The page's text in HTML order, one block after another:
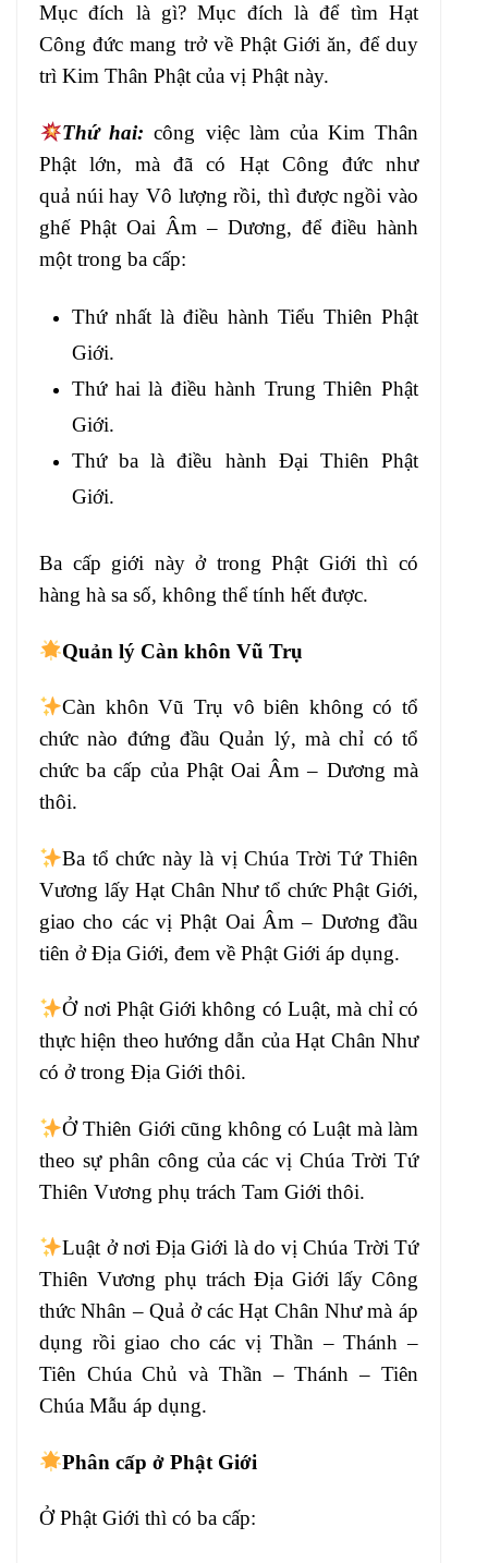
Mục đích là gì? Mục đích là để tìm Hạt
Công đức mang trở về Phật Giới ăn, để duy
trì Kim Thân Phật của vị Phật này.
Thứ hai: công việc làm của Kim Thân
Phật lớn, mà đã có Hạt Công đức như
quả núi hay Vô lượng rồi, thì được ngồi vào
ghế Phật Oai Âm – Dương, để điều hành
một trong ba cấp:
Thứ nhất là điều hành Tiểu Thiên Phật
Giới.
Thứ hai là điều hành Trung Thiên Phật
Giới.
Thứ ba là điều hành Đại Thiên Phật
Giới.
Ba cấp giới này ở trong Phật Giớithì có
hàng hà sa số, không thể tính hết được.
Quản lý Càn khôn Vũ Trụ
Càn khôn Vũ Trụ vôbiên không có tổ
chức nào đứng đầu Quản lý, mà chỉ có tổ
chức ba cấp của Phật Oai Âm – Dương mà
thôi.
Ba tổ chức này là vị Chúa Trời Tứ Thiên
Vương lấy Hạt Chân Nhưtổ chức Phật Giới,
giao cho các vịPhật Oai Âm – Dương đầu
tiên ở Địa Giới, đem về Phật Giới áp dụng.
Ởnơi Phật Giới không có Luật, mà chỉ có
thựchiện theo hướng dẫn của Hạt Chân Như
có ở trong Địa Giới thôi.
Ở Thiên Giới cũng không có Luật mà làm
theo sự phân công của cácvị Chúa Trời Tứ
Thiên Vương phụ trách Tam Giới thôi.
Luật ở nơi Địa Giới là do vị Chúa Trời Tứ
Thiên Vương phụ trách Địa Giới lấy Công
thức Nhân – Quả ở các Hạt Chân Như mà áp
dụng rồi giao cho các vị Thần – Thánh –
Tiên Chúa Chủvà Thần – Thánh – Tiên
Chúa Mẫu áp dụng.
Phân cấp ở Phật Giới
ỞPhật Giới thì có ba cấp: